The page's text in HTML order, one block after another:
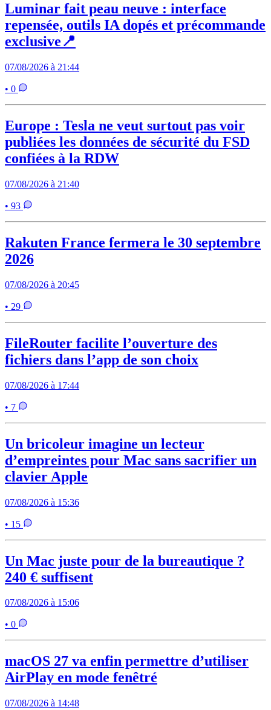
Luminar fait peau neuve : interface
repensée, outils IA dopés et précommande
exclusive📍
07/08/2026 à 21:44
• 0
Europe : Tesla ne veut surtout pas voir
publiées les données de sécurité du FSD
confiées à la RDW
07/08/2026 à 21:40
• 93
Rakuten France fermera le 30 septembre
2026
07/08/2026 à 20:45
• 29
FileRouter facilite l’ouverture des
fichiers dans l’app de son choix
07/08/2026 à 17:44
• 7
Un bricoleur imagine un lecteur
d’empreintes pour Mac sans sacrifier un
clavier Apple
07/08/2026 à 15:36
• 15
Un Mac juste pour de la bureautique ?
240 € suffisent
07/08/2026 à 15:06
• 0
macOS 27 va enfin permettre d’utiliser
AirPlay en mode fenêtré
07/08/2026 à 14:48